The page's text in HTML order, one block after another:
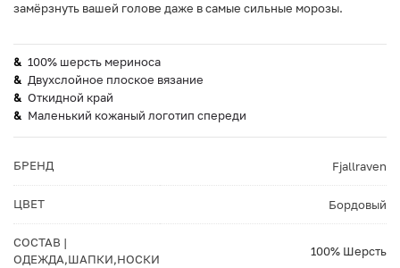
замёрзнуть вашей голове даже в самые сильные морозы.
100% шерсть мериноса
Двухслойное плоское вязание
Откидной край
Маленький кожаный логотип спереди
БРЕНД Fjallraven
ЦВЕТ Бордовый
СОСТАВ |
ОДЕЖДА,ШАПКИ,НОСКИ
100% Шерсть